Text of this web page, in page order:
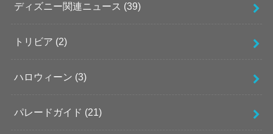
ディズニー関連ニュース (39)
トリビア (2)
ハロウィーン (3)
パレードガイド (21)